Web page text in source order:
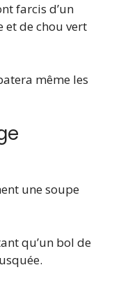
farcis d’un
et de chou vert
même les
une soupe
qu’un bol de